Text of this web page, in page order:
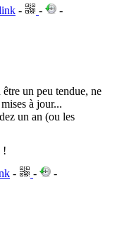
- -
-
un peu tendue, ne
à jour...
un an (ou les
!
- -
-